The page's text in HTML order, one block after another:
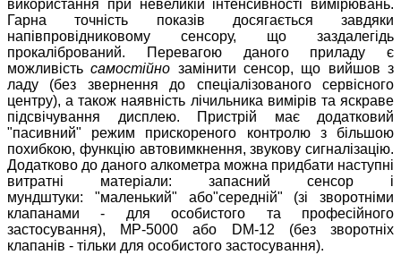
використання при невеликій інтенсивності вимірювань.
Гарна точність показів досягається завдяки
напівпровідниковому сенсору, що заздалегідь
прокалібрований. Перевагою даного приладу є
можливістьсамостійно замінити сенсор, що вийшов з
ладу (без звернення до спеціалізованого сервісного
центру), а також наявність лічильника вимірів та яскраве
підсвічування дисплею. Пристрій має додатковий
"пасивний" режим прискореного контролю з більшою
похибкою, функцію автовимкнення, звукову сигналізацію.
Додатково до даного алкометра можна придбати наступні
витратні матеріали: запасний сенсор і
мундштуки: "маленький" або"середній" (зі зворотніми
клапанами - для особистого та професійного
застосування),
MP-5000 або DM-12 (без зворотніх
клапанів - тільки для особистого застосування).